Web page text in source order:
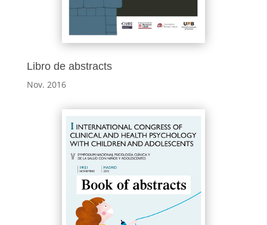
Libro de abstracts
Nov. 2016